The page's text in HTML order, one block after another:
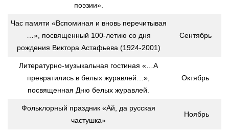
поэзии».
Час памяти «Вспоминая и вновь перечитывая
…», посвященный 100-летию со дня
рождения Виктора Астафьева (1924-2001)
Сентябрь
Литературно-музыкальная гостиная «…А
превратились в белых журавлей…»,
посвященная Дню белых журавлей.
Октябрь
Фольклорный праздник «Ай, да русская
частушка»
Ноябрь